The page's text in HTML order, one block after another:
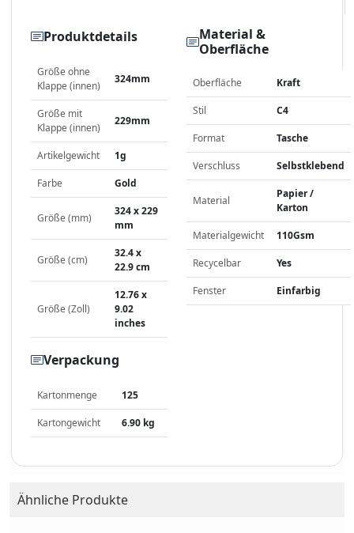
Produktdetails
Größe ohne
Klappe (innen)
324mm
Größe mit
Klappe (innen)
229mm
Artikelgewicht 1g
Farbe Gold
Größe (mm)
324 x 229
mm
Größe (cm)
32.4 x
22.9 cm
Größe (Zoll)
12.76 x
9.02
inches
Material &
Oberfläche
Oberfläche Kraft
Stil C4
Format Tasche
Verschluss Selbstklebend
Material
Papier /
Karton
Materialgewicht 110Gsm
Recycelbar Yes
Fenster Einfarbig
Verpackung
Kartonmenge 125
Kartongewicht 6.90 kg
Ähnliche Produkte